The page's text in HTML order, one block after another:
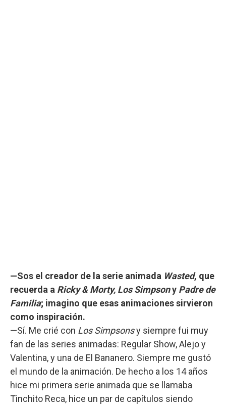
—Sos el creador de la serie animada Wasted, que
recuerda a Ricky & Morty, Los Simpsony Padre de
Familia; imagino que esas animaciones sirvieron
como inspiración.
—Sí. Me crié con Los Simpsonsy siempre fui muy
fan de las series animadas: Regular Show, Alejo y
Valentina, y una de El Bananero. Siempre me gustó
el mundo de la animación. De hecho a los 14 años
hice mi primera serie animada que se llamaba
Tinchito Reca, hice un par de capítulos siendo